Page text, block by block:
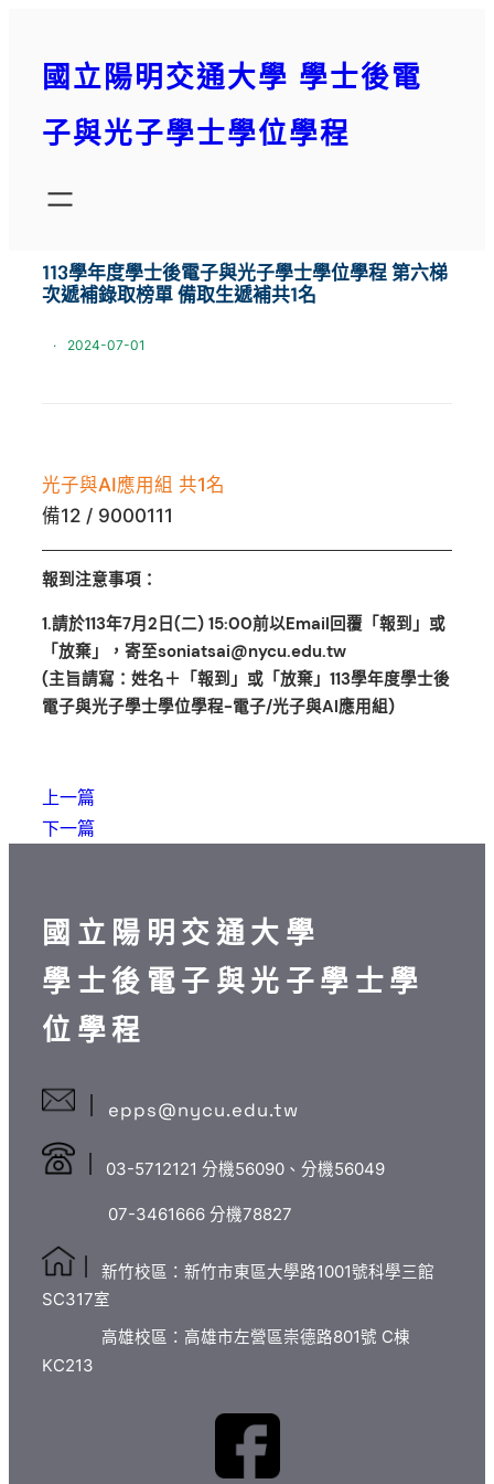
國立陽明交通大學 學士後電
子與光子學士學位學程
113學年度學士後電子與光子學士學位學程 第六梯
次遞補錄取榜單 備取生遞補共1名
· 2024-07-01
光子與AI應用組 共1名
備12 / 9000111
報到注意事項：
1.請於113年7月2日(二) 15:00前以Email回覆「報到」或
「放棄」，寄至soniatsai@nycu.edu.tw
(主旨請寫：姓名＋「報到」或「放棄」113學年度學士後
電子與光子學士學位學程-電子/光子與AI應用組)
上一篇
下一篇
國立陽明交通大學
學士後電子與光子學士學
位學程
epps@nycu.edu.tw
03-5712121 分機56090、分機56049
07-3461666 分機78827
新竹校區：新竹市東區大學路1001號科學三館
SC317室
高雄校區：高雄市左營區崇德路801號 C棟
KC213